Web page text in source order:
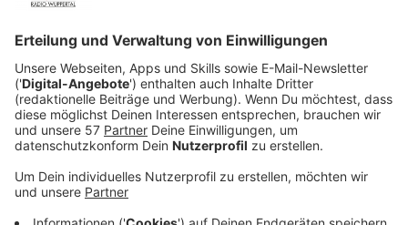
Milow nennt es seine bisher persönlichste Platte. Das
mag seltsam klingen, denn früher sprach er auch offen
über das Verhältnis zu seinen Eltern. Und dennoch: Der
Kontrast zwischen Milows Debütsingle "You Don't
Know" und dem Titelsong der neuen Platte "Nice To
Meet You", indem er explizit seine Rolle als Vater